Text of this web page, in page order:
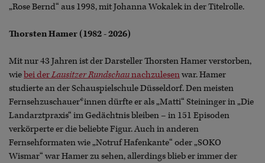
„Rose Bernd“ aus 1998, mit Johanna Wokalek in der Titelrolle.
Thorsten Hamer (1982 - 2026)
Mit nur 43 Jahren ist der Darsteller Thorsten Hamer verstorben,
wiebei derLausitzer Rundschaunachzulesenwar. Hamer
studierte an der Schauspielschule Düsseldorf. Den meisten
Fernsehzuschauer*innen dürfte er als „Matti“ Steininger in „Die
Landarztpraxis“ im Gedächtnis bleiben – in 151 Episoden
verkörperte er die beliebte Figur. Auch in anderen
Fernsehformaten wie „Notruf Hafenkante“ oder „SOKO
Wismar“ war Hamer zu sehen, allerdings blieb er immer der